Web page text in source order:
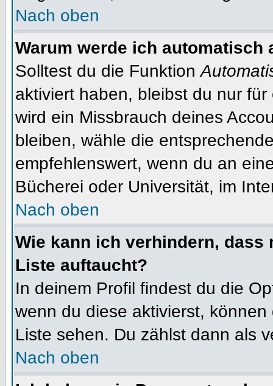
Nach oben
Warum werde ich automatisch
Solltest du die Funktion
aktiviert haben, bleibst du nur
wird ein Missbrauch deines
bleiben, wähle die
empfehlenswert, wenn du an
Bücherei oder Universität, im
Nach oben
Wie kann ich verhindern, dass
Liste auftaucht?
In deinem Profil findest du die
wenn du diese aktivierst,
Liste sehen. Du zählst dann als
Nach oben